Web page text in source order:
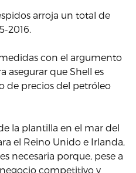
arroja un total de
2016.
con el argumento
asegurar que Shell es
de precios del petróleo
la plantilla en el mar del
el Reino Unido e Irlanda,
necesaria porque, pese a
negocio competitivo y